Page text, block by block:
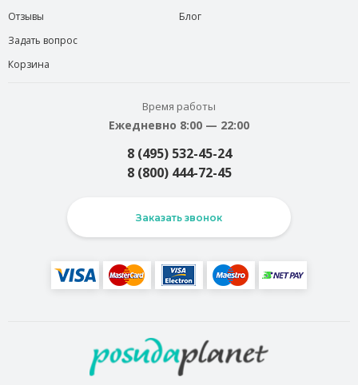
Отзывы
Задать вопрос
Корзина
Блог
Время работы
Ежедневно 8:00 — 22:00
8 (495) 532-45-24
8 (800) 444-72-45
Заказать звонок